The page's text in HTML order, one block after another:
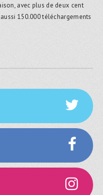
avec plus de deux cent
150.000 téléchargements